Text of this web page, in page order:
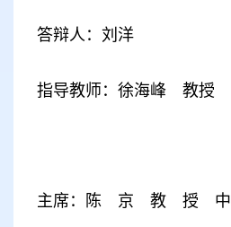
答辩人：刘洋
指导教师：徐海峰 教授
主席：陈 京 教 授 中